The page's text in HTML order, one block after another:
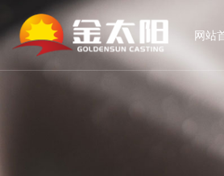
网站
我们是一家拥有两个生产基地与一个工
作、铸件深加工、零部件检测、铸件防腐
主要从事数控机床铸件、工程机械铸件、
产品直接或间接出口到美国、日本、德国
领军企业以及国内细分领域头部企业提供
完善加工检验设备和生产线，实现了铸造
公司建立了从原辅材料采购、工艺开发
准，不放过任何一个可能造成质量瑕疵的
金太阳致力于软硬件的提升、开放的思维
时刻关注与把握机床行业的未来发展对铸
关注每一位员工的成长，不断挖掘员工潜
金太阳人将始终坚持创新促发展、 绿色